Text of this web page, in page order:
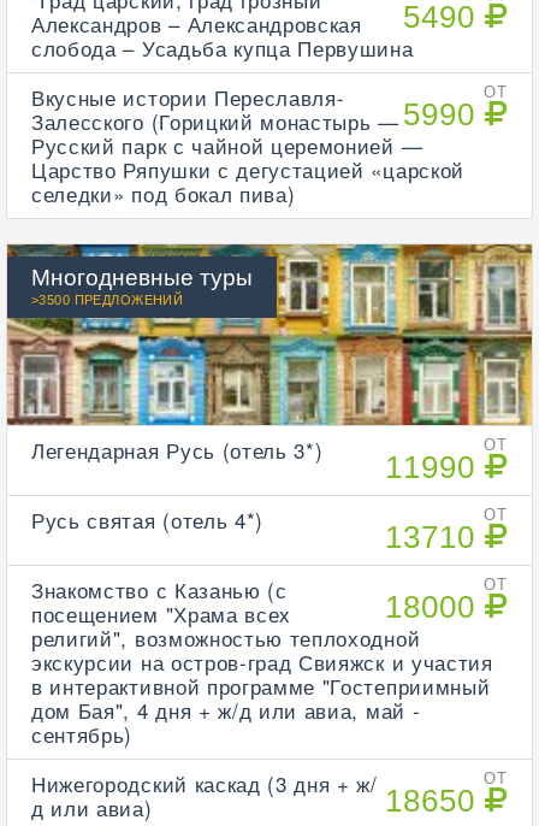
5490
Александров – Александровская
слобода – Усадьба купца Первушина
ОТ
5990
Вкусные истории Переславля-
Залесского (Горицкий монастырь —
Русский парк с чайной церемонией —
Царство Ряпушки с дегустацией «царской
селедки» под бокал пива)
Многодневные туры
>3500 ПРЕДЛОЖЕНИЙ
ОТ
11990
Легендарная Русь (отель 3*)
ОТ
13710
Русь святая (отель 4*)
ОТ
18000
Знакомство с Казанью (с
посещением "Храма всех
религий", возможностью теплоходной
экскурсии на остров-град Свияжск и участия
в интерактивной программе "Гостеприимный
дом Бая", 4 дня + ж/д или авиа, май -
сентябрь)
ОТ
18650
Нижегородский каскад (3 дня + ж/
д или авиа)